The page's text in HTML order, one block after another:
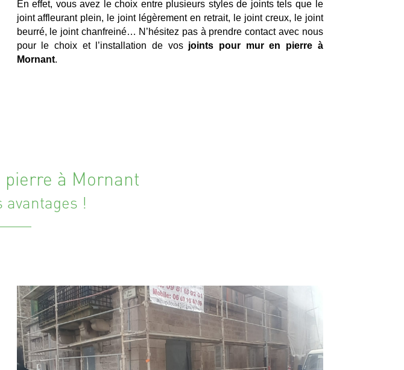
En effet, vous avez le choix entre plusieurs styles de joints tels que le
joint affleurant plein, le joint légèrement en retrait, le joint creux, le joint
beurré, le joint chanfreiné… N’hésitez pas à prendre contact avec nous
pour le choix et l’installation de vos joints pour mur en pierre à
Mornant.
pierre à Mornant
avantages !